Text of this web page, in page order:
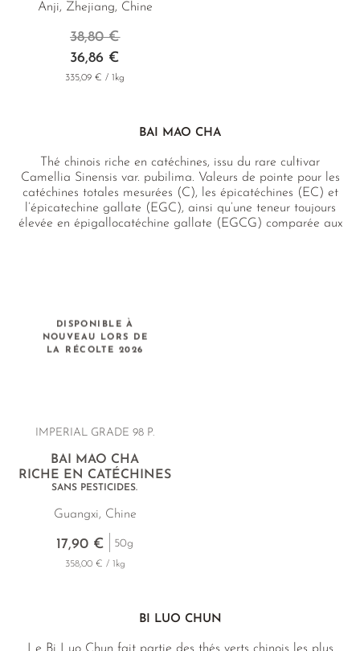
Anji, Zhejiang, Chine
36,86 €
38,80 €
335,09 € / 1kg
BAI MAO CHA
Thé chinois riche en catéchines, issu du rare cultivar
Camellia Sinensis var. pubilima. Valeurs de pointe pour les
catéchines totales mesurées (C), les épicatéchines (EC) et
l’épicatechine gallate (EGC), ainsi qu’une teneur toujours
élevée en épigallocatéchine gallate (EGCG) comparée aux
DISPONIBLE À
NOUVEAU LORS DE
LA RÉCOLTE 2026
IMPERIAL GRADE 98 P.
BAI MAO CHA
RICHE EN CATÉCHINES
SANS PESTICIDES.
Guangxi, Chine
17,90 € 50g
358,00 € / 1kg
BI LUO CHUN
Le Bi Luo Chun fait partie des thés verts chinois les plus